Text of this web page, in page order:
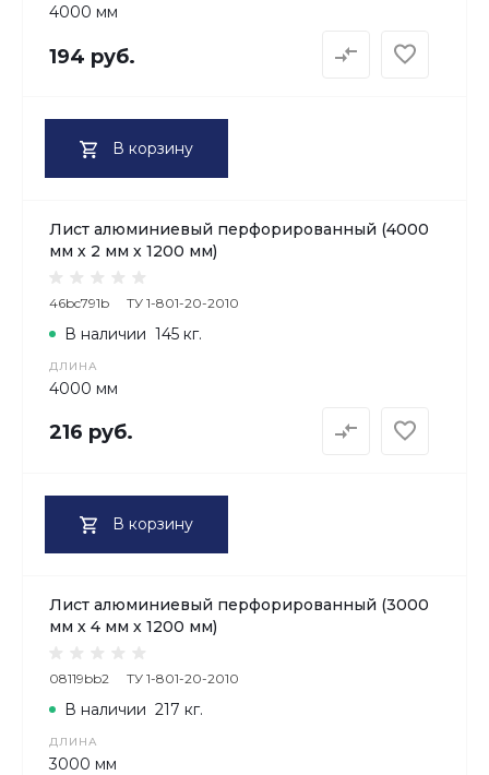
4000 мм
194 руб.
В корзину
Лист алюминиевый перфорированный (4000
мм х 2 мм х 1200 мм)
46bc791b ТУ 1-801-20-2010
ДЛИНА
4000 мм
В наличии 145 кг.
216 руб.
В корзину
Лист алюминиевый перфорированный (3000
мм х 4 мм х 1200 мм)
08119bb2 ТУ 1-801-20-2010
ДЛИНА
3000 мм
В наличии 217 кг.